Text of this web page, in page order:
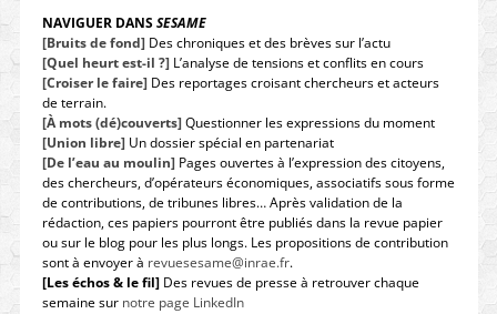
NAVIGUER DANSSESAME
[Bruits de fond]Des chroniques et des brèves sur l’actu
[Quel heurt est-il ?]L’analyse de tensions et conflits en cours
[Croiser le faire]Des reportages croisant chercheurs et acteurs
de terrain.
[À mots (dé)couverts]Questionner les expressions du moment
[Union libre]Un dossier spécial en partenariat
[De l’eau au moulin]Pages ouvertes à l’expression des citoyens,
des chercheurs, d’opérateurs économiques, associatifs sous forme
de contributions, de tribunes libres… Après validation de la
rédaction, ces papiers pourront être publiés dans la revue papier
ou sur le blog pour les plus longs. Les propositions de contribution
sont à envoyer à revuesesame@inrae.fr.
[Les échos & le fil]Des revues de presse à retrouver chaque
semaine sur notre page LinkedIn